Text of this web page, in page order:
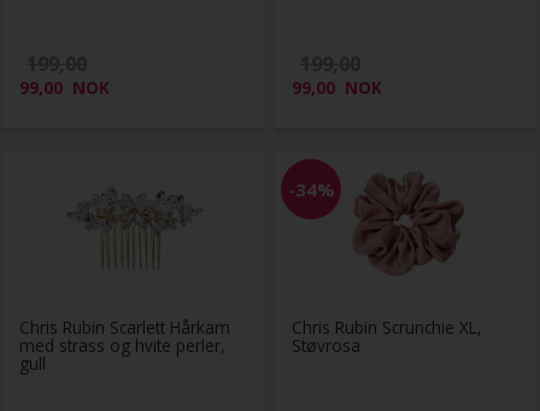
99,00 NOK 99,00 NOK
Chris Rubin Scarlett Hårkam
med strass og hvite perler,
gull
-34%
Chris Rubin Scrunchie XL,
Støvrosa